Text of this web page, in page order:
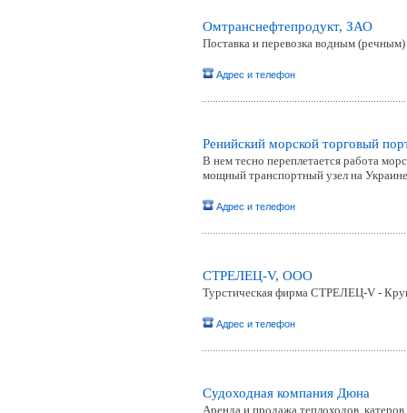
Омтранснефтепродукт, ЗАО
Поставка и перевозка водным
Адрес и телефон
Ренийский морской торговый
В нем тесно переплетается работа
мощный транспортный узел на
Адрес и телефон
СТРЕЛЕЦ-V, ООО
Турстическая фирма СТРЕЛЕЦ-V -
Адрес и телефон
Судоходная компания Дюна
Аренда и продажа теплоходов,